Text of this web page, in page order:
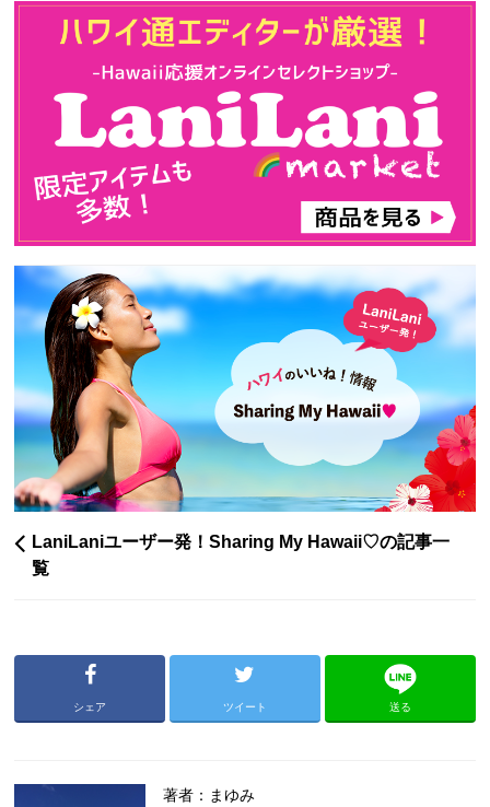
LaniLaniユーザー発！Sharing My Hawaii♡の記事一
覧
シェア ツイート 送る
著者：まゆみ